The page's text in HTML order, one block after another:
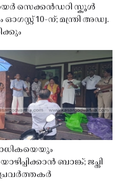
സെക്കൻഡറി സ്കൂൾ
10-ന്; മന്ത്രി അഡ്വ.
ബാങ്ക്; ജപ്തി